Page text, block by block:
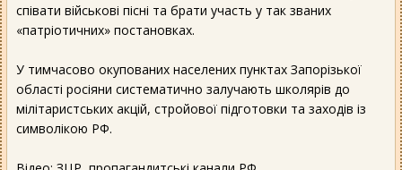
співати військові пісні та брати участь у так званих
«патріотичних» постановках.
У тимчасово окупованих населених пунктах Запорізької
області росіяни систематично залучають школярів до
мілітаристських акцій, стройової підготовки та заходів із
символікою РФ.